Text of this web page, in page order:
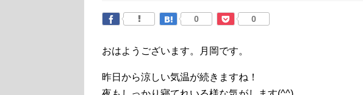
0 0
おはようございます。月岡です。
昨日から涼しい気温が続きますね！